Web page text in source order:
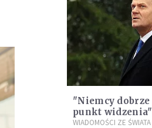
"Niemcy
punkt widzenia"
WIADOMOŚCI ZE ŚWIATA